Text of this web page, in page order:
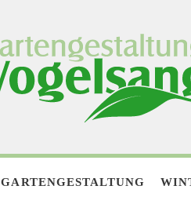
GARTENGESTALTUNG